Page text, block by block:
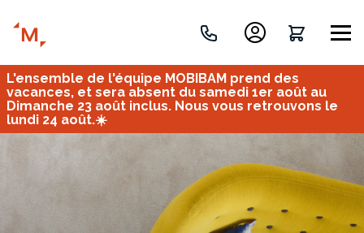
OU
Créez votre projet de A à Z
Imaginez et concevez un meuble 100% unique.
L'ensemble de l'équipe MOBIBAM prend des
vacances, et sera absent du samedi 1er août au
Dimanche 23 août inclus. Nous vous retrouvons le
lundi 24 août.☀️